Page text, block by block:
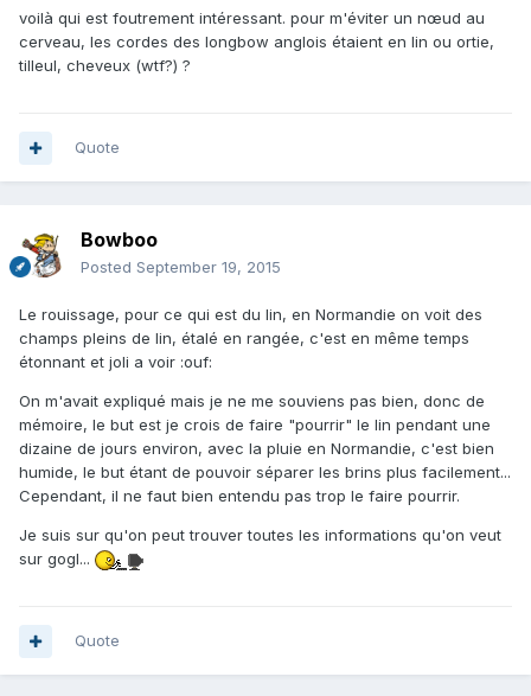
voilà qui est foutrement intéressant. pour m'éviter un nœud au
cerveau, les cordes des longbow anglois étaient en lin ou ortie,
tilleul, cheveux (wtf?) ?
Quote
Bowboo
Posted September 19, 2015
Le rouissage, pour ce qui est du lin, en Normandie on voit des
champs pleins de lin, étalé en rangée, c'est en même temps
étonnant et joli a voir :ouf:
On m'avait expliqué mais je ne me souviens pas bien, donc de
mémoire, le but est je crois de faire "pourrir" le lin pendant une
dizaine de jours environ, avec la pluie en Normandie, c'est bien
humide, le but étant de pouvoir séparer les brins plus facilement...
Cependant, il ne faut bien entendu pas trop le faire pourrir.
Je suis sur qu'on peut trouver toutes les informations qu'on veut
sur gogl...
Quote